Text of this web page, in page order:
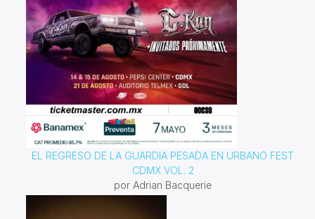
EL REGRESO DE LA GUARDIA PESADA EN URBANO FEST
CDMX VOL. 2
por Adrian Bacquerie